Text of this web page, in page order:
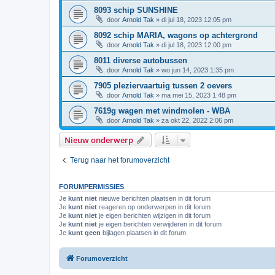
8093 schip SUNSHINE
door Arnold Tak » di jul 18, 2023 12:05 pm
8092 schip MARIA, wagons op achtergrond
door Arnold Tak » di jul 18, 2023 12:00 pm
8011 diverse autobussen
door Arnold Tak » wo jun 14, 2023 1:35 pm
7905 pleziervaartuig tussen 2 oevers
door Arnold Tak » ma mei 15, 2023 1:48 pm
7619g wagen met windmolen - WBA
door Arnold Tak » za okt 22, 2022 2:06 pm
Nieuw onderwerp
Terug naar het forumoverzicht
FORUMPERMISSIES
Je kunt niet nieuwe berichten plaatsen in dit forum
Je kunt niet reageren op onderwerpen in dit forum
Je kunt niet je eigen berichten wijzigen in dit forum
Je kunt niet je eigen berichten verwijderen in dit forum
Je kunt geen bijlagen plaatsen in dit forum
Forumoverzicht